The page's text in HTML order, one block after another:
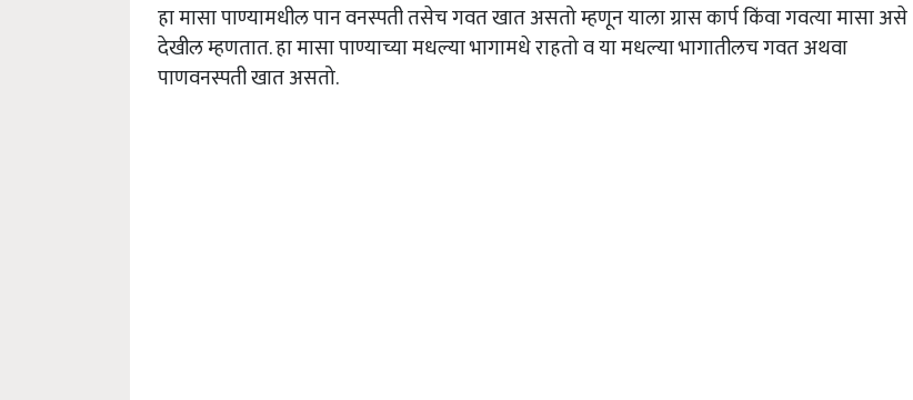
हा मासा पाण्यामधील पान वनस्पती तसेच गवत खात असतो म्हणून याला ग्रास कार्प किंवा गवत्या मासा असे
देखील म्हणतात. हा मासा पाण्याच्या मधल्या भागामधे राहतो व या मधल्या भागातीलच गवत अथवा
पाणवनस्पती खात असतो.